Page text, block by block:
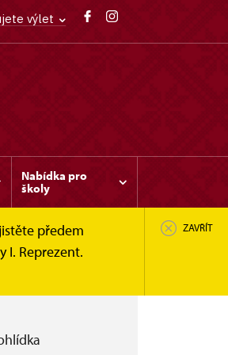
výlet
Nabídka pro
školy
předem
I. Reprezent.
ZAVŘÍT